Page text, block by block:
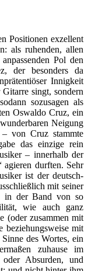
Positionen exzellent
als ruhenden, allen
Pol den
der besonders da
Innigkeit
singt, sondern
sozusagen als
Oswaldo Cruz, ein
Neigung
von Cruz stammte
das einzige rein
– innerhalb der
durften. Sehr
ist der deutsch-
mit seiner
in der Band von so
wie auch ganz
(oder zusammen mit
beziehungsweise mit
des Wortes, ein
zuhause im
oder Absurden, und